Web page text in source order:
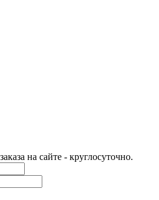
на сайте - круглосуточно.